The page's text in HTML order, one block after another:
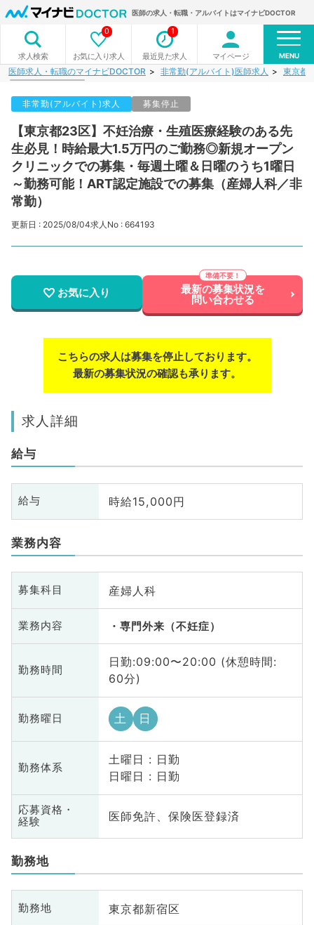
医師の求人・転職・アルバイトはマイナビDOCTOR
求人検索 お気に入り求人
0
最近見た求人
1
マイページ MENU
医師求人・転職のマイナビDOCTOR 非常勤(アルバイト)医師求人 東京都
非常勤(アルバイト)求人 募集停止
【東京都23区】不妊治療・生殖医療経験のある先
生必見！時給最大1.5万円のご勤務◎新規オープン
クリニックでの募集・毎週土曜＆日曜のうち1曜日
～勤務可能！ART認定施設での募集（産婦人科／非
常勤）
更新日 : 2025/08/04求人No : 664193
お気に入り 最新の募集状況を
問い合わせる
こちらの求人は募集を停止しております。
最新の募集状況の確認も承ります。
求人詳細
給与
給与 時給15,000円
業務内容
募集科目 産婦人科
業務内容 専門外来（不妊症）
勤務時間
日勤:09:00〜20:00 (休憩時間:
60分)
勤務曜日 土 日
勤務体系
土曜日 : 日勤
日曜日 : 日勤
応募資格・
経験
医師免許、保険医登録済
勤務地
勤務地 東京都新宿区